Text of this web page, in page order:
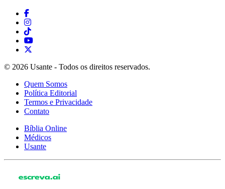
© 2026 Usante - Todos os direitos reservados.
Quem Somos
Política Editorial
Termos e Privacidade
Contato
Bíblia Online
Médicos
Usante